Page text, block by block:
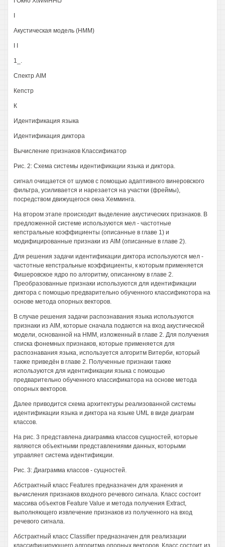
Акустическая модель (НММ)
1_.
Спектр AIM
Кепстр
К
Идентификация языка
Идентификация диктора
Вычисление признаков Классификатор
Рис. 2: Схема системы идентификации языка и диктора.
сигнал очищается от шумов с помощью адаптивного винеровского
фильтра, усиливается и нарезается на участки (фреймы),
посредством движущегося окна Хемминга.
На втором этапе происходит выделение акустических признаков. В
предложенной системе используются мел - частотные
кепстральные коэффициенты (описанные в главе 1) и
модифицированные признаки из AIM (описанные в главе 2).
Для решения задачи идентификации диктора используются мел -
частотные кепстральные коэффициенты, к которым применяется
Фишеровское ядро по алгоритму, описанному в главе 2.
Преобразованные признаки используются для идентификации
диктора с помощью предварительно обученного классификотора на
основе метода опорных векторов.
В случае решения задачи распознавания языка используются
признаки из AIM, которые сначала подаются на вход акустической
модели, основанной на НММ, изложенный в главе 2. Для получения
списка фонемных признаков, которые применяется для
распознавания языка, используется алгоритм Витерби, который
также приведён в главе 2. Полученные признаки также
используются для идентификации языка с помощью
предварительно обученного классификатора на основе метода
опорных векторов.
Далее приводится схема архитектуры реализованной системы
идентификации языка и диктора на языке UML в виде диаграм
классов.
На рис. 3 представлена диаграмма классов сущностей, которые
являются объектными представлениями данных, которыми
управляет система идентификции.
Рис. 3: Диаграмма классов - сущностей.
Абстрактный класс Features предназначен для хранения и
вычисления признаков входного речевого сигнала. Класс состоит
массива объектов Feature Value и метода получения Extract,
выполняющего извлечение признаков из полученного на вход
речевого сигнала.
Абстрактный класс Classifier предназначен для реализации
классифицирующего алгоритма опорных векторов. Класс состоит из